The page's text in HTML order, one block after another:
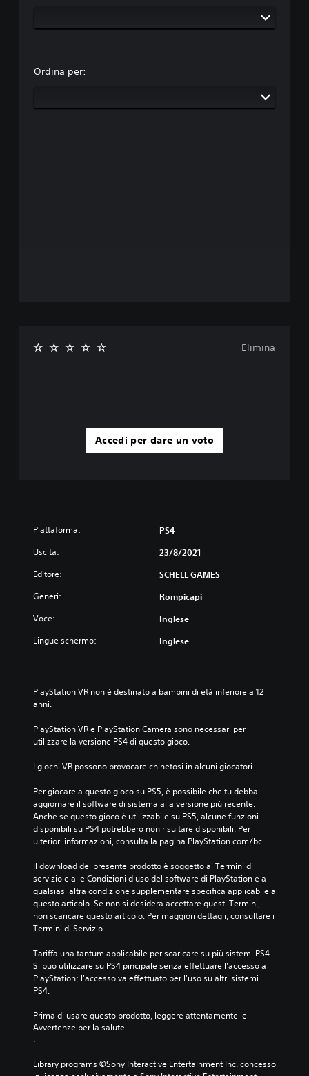
Ordina per:
Accedi per dare un voto
Elimina
Piattaforma: PS4
Uscita: 23/8/2021
Editore: SCHELL GAMES
Generi: Rompicapi
Voce: Inglese
Lingue schermo: Inglese
PlayStation VR non è destinato a bambini di età inferiore a 12
anni.
PlayStation VR e PlayStation Camera sono necessari per
utilizzare la versione PS4 di questo gioco.
I giochi VR possono provocare chinetosi in alcuni giocatori.
Per giocare a questo gioco su PS5, è possibile che tu debba
aggiornare il software di sistema alla versione più recente.
Anche se questo gioco è utilizzabile su PS5, alcune funzioni
disponibili su PS4 potrebbero non risultare disponibili. Per
ulteriori informazioni, consulta la pagina PlayStation.com/bc.
Il download del presente prodotto è soggetto ai Termini di
servizio e alle Condizioni d'uso del software di PlayStation e a
qualsiasi altra condizione supplementare specifica applicabile a
questo articolo. Se non si desidera accettare questi Termini,
non scaricare questo articolo. Per maggiori dettagli, consultare i
Termini di Servizio.
Tariffa una tantum applicabile per scaricare su più sistemi PS4.
Si può utilizzare su PS4 pincipale senza effettuare l'accesso a
PlayStation; l'accesso va effettuato per l'uso su altri sistemi
PS4.
Prima di usare questo prodotto, leggere attentamente le
Avvertenze per la salute
.
Library programs ©Sony Interactive Entertainment Inc. concesso